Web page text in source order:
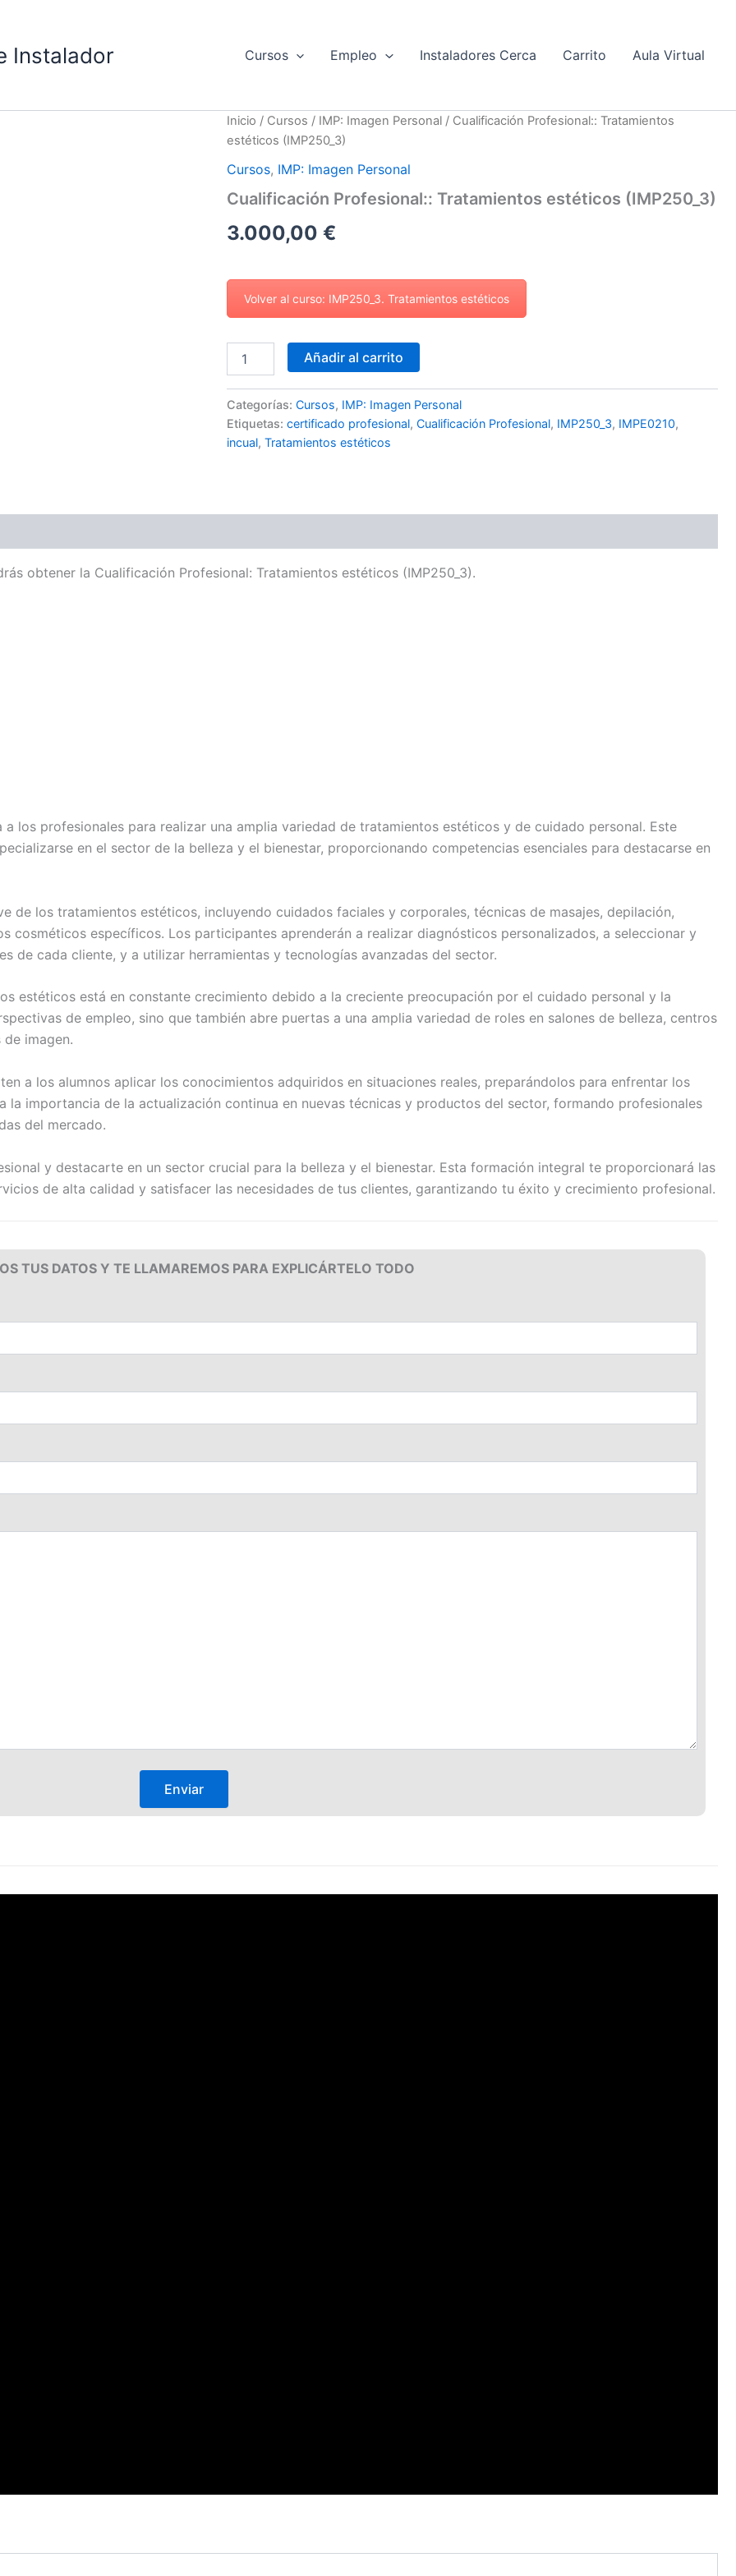
Instalador Cursos Empleo Instaladores Cerca Carrito Aula Virtual
Inicio / Cursos / IMP: Imagen Personal / Cualificación Profesional:: Tratamientos
estéticos (IMP250_3)
Cursos, IMP: Imagen Personal
Cualificación Profesional:: Tratamientos estéticos (IMP250_3)
3.000,00 €
Volver al curso: IMP250_3. Tratamientos estéticos
Cualificación
Profesional::
Tratamientos
estéticos
cantidad
Añadir al carrito
Categorías: Cursos, IMP: Imagen Personal
Etiquetas: certificado profesional, Cualificación Profesional, IMP250_3, IMPE0210,
incual, Tratamientos estéticos
obtener la Cualificación Profesional: Tratamientos estéticos (IMP250_3).
los profesionales para realizar una amplia variedad de tratamientos estéticos y de cuidado personal. Este
en el sector de la belleza y el bienestar, proporcionando competencias esenciales para destacarse en
de los tratamientos estéticos, incluyendo cuidados faciales y corporales, técnicas de masajes, depilación,
cosméticos específicos. Los participantes aprenderán a realizar diagnósticos personalizados, a seleccionar y
de cada cliente, y a utilizar herramientas y tecnologías avanzadas del sector.
estéticos está en constante crecimiento debido a la creciente preocupación por el cuidado personal y la
de empleo, sino que también abre puertas a una amplia variedad de roles en salones de belleza, centros
imagen.
a los alumnos aplicar los conocimientos adquiridos en situaciones reales, preparándolos para enfrentar los
la importancia de la actualización continua en nuevas técnicas y productos del sector, formando profesionales
del mercado.
y destacarte en un sector crucial para la belleza y el bienestar. Esta formación integral te proporcionará las
de alta calidad y satisfacer las necesidades de tus clientes, garantizando tu éxito y crecimiento profesional.
TUS DATOS Y TE LLAMAREMOS PARA EXPLICÁRTELO TODO